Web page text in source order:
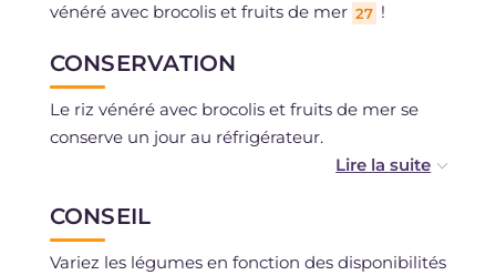
vénéré avec brocolis et fruits de mer 27 !
CONSERVATION
Le riz vénéré avec brocolis et fruits de mer se
conserve un jour au réfrigérateur.
CONSEIL
Variez les légumes en fonction des disponibilités